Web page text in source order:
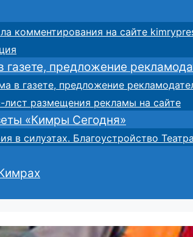
комментирования на сайте
газете, предложение
в газете, предложение
лист размещения рекламы на сайте
«Кимры Сегодня»
в силуэтах. Благоустройство